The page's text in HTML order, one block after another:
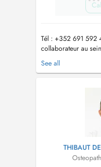
Tél : +352 691 592
collaborateur au
DEMOITIE Thibault
1466 Dommeldange
reconnue en 5ans,
See all
THIBAUT
Osteopath